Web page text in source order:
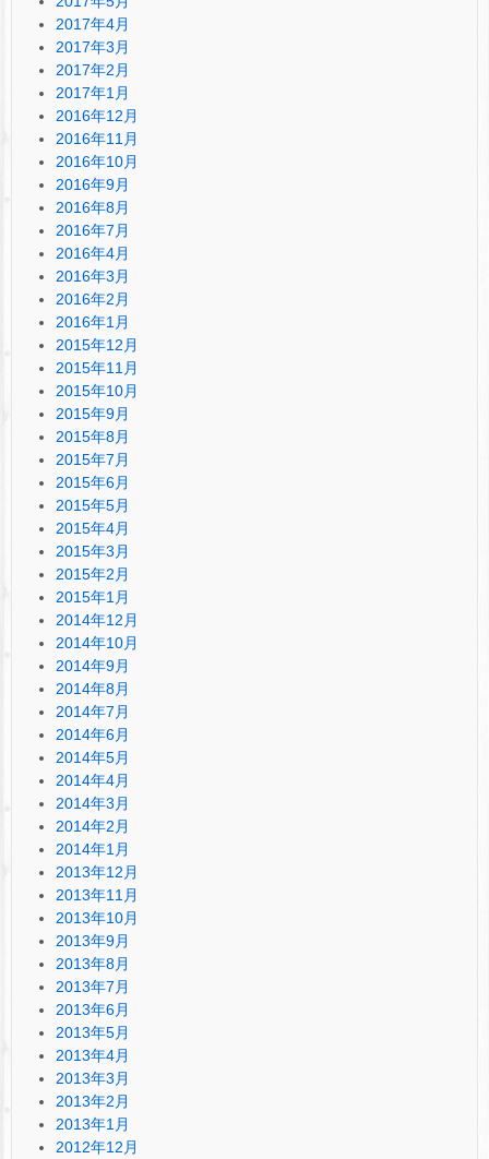
2017年4月
2017年3月
2017年2月
2017年1月
2016年12月
2016年11月
2016年10月
2016年9月
2016年8月
2016年7月
2016年4月
2016年3月
2016年2月
2016年1月
2015年12月
2015年11月
2015年10月
2015年9月
2015年8月
2015年7月
2015年6月
2015年5月
2015年4月
2015年3月
2015年2月
2015年1月
2014年12月
2014年10月
2014年9月
2014年8月
2014年7月
2014年6月
2014年5月
2014年4月
2014年3月
2014年2月
2014年1月
2013年12月
2013年11月
2013年10月
2013年9月
2013年8月
2013年7月
2013年6月
2013年5月
2013年4月
2013年3月
2013年2月
2013年1月
2012年12月